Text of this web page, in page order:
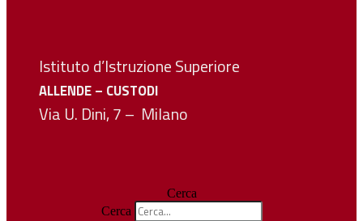
Istituto d’Istruzione Superiore
ALLENDE – CUSTODI
Via U. Dini, 7 – Milano
Cerca
Cerca